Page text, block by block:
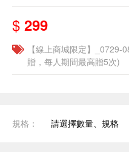
$ 299
【線上商城限定】
贈，每人期間最高贈5次)
規格： 請選擇數量、規格